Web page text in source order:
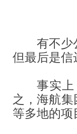
有不少
但最后是信
事实
之，海航
等多地的项